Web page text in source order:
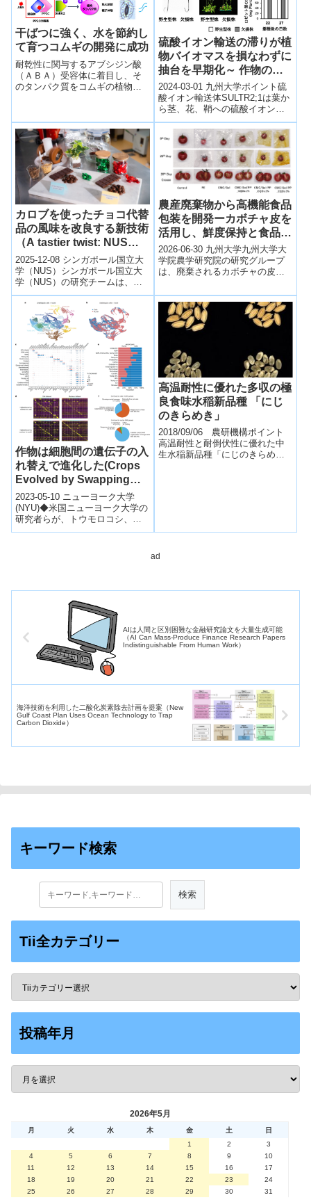
干ばつに強く、水を節約し
て育つコムギの開発に成功
耐乾性に関与するアブシジン酸
（ＡＢＡ）受容体に着目し、そ
のタンパク質をコムギの植物体
現する節水型耐乾性コムギを開
発することに成功した。
硫酸イオン輸送の滞りが植
物バイオマスを損なわずに
抽台を早期化～ 作物の早
採りや病気抑制への貢献に
期待～
2024-03-01 九州大学ポイント硫
酸イオン輸送体SULTR2;1は葉か
ら茎、花、鞘への硫酸イオン輸
送に働くSULTR2;1欠損株の葉に
はグルタチオンが蓄積...
カロブを使ったチョコ代替
品の風味を改良する新技術
（A tastier twist: NUS
scientists enhance the
flavour of carob-based
chocolate alternatives
with novel methods）
2025-12-08 シンガポール国立大
学（NUS）シンガポール国立大
学（NUS）の研究チームは、気
候変動や病害により脅かされる
カカオ供給への代替として、気
候耐...
農産廃棄物から高機能食品
包装を開発ーカボチャ皮を
活用し、鮮度保持と食品ロ
ス削減に貢献ー
2026-06-30 九州大学九州大学大
学院農学研究院の研究グループ
は、廃棄されるカボチャの皮か
（CQDs）を合成し、生分解性食
品包装...
作物は細胞間の遺伝子の入
れ替えで進化した(Crops
Evolved by Swapping
Genetic Modules
Between Cells)
2023-05-10 ニューヨーク大学
(NYU)◆米国ニューヨーク大学の
研究者らが、トウモロコシ、ソ
ルガム、ミレットの各種の根を
高温耐性に優れた多収の極
良食味水稲新品種 「にじ
のきらめき」
2018/09/06 農研機構ポイント
高温耐性と耐倒伏性に優れた中
生水稲新品種「にじのきらめ
ad
AIは人間と区別困難な金融研究論文を大量生成可能
（AI Can Mass-Produce Finance Research Papers
Indistinguishable From Human Work）
海洋技術を利用した二酸化炭素除去計画を提案（New
Gulf Coast Plan Uses Ocean Technology to Trap
Carbon Dioxide）
キーワード検索
Tii全カテゴリー
投稿年月
2026年5月
月 火 水 木 金 土
日
1
2
3
4
5 6 7 8 9
10
11
12 13 14 15 16
17
18
19 20 21 22 23
24
25
26 27 28 29 30 31